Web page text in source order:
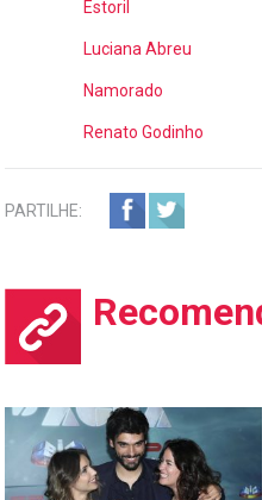
Estoril
Luciana Abreu
Namorado
Renato Godinho
PARTILHE: